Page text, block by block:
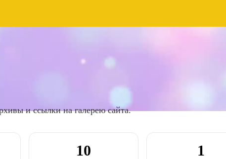
и ссылки на галерею сайта.
10 1